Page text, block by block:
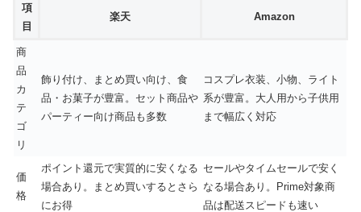
項
目
楽天 Amazon
商
品
カ
テ
ゴ
リ
飾り付け、まとめ買い向け、食
品・お菓子が豊富。セット商品や
パーティー向け商品も多数
コスプレ衣装、小物、ライト
系が豊富。大人用から子供用
まで幅広く対応
価
格
ポイント還元で実質的に安くなる
場合あり。まとめ買いするとさら
にお得
セールやタイムセールで安く
なる場合あり。Prime対象商
品は配送スピードも速い